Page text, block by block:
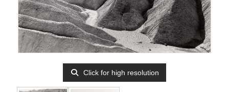
Click for high resolution